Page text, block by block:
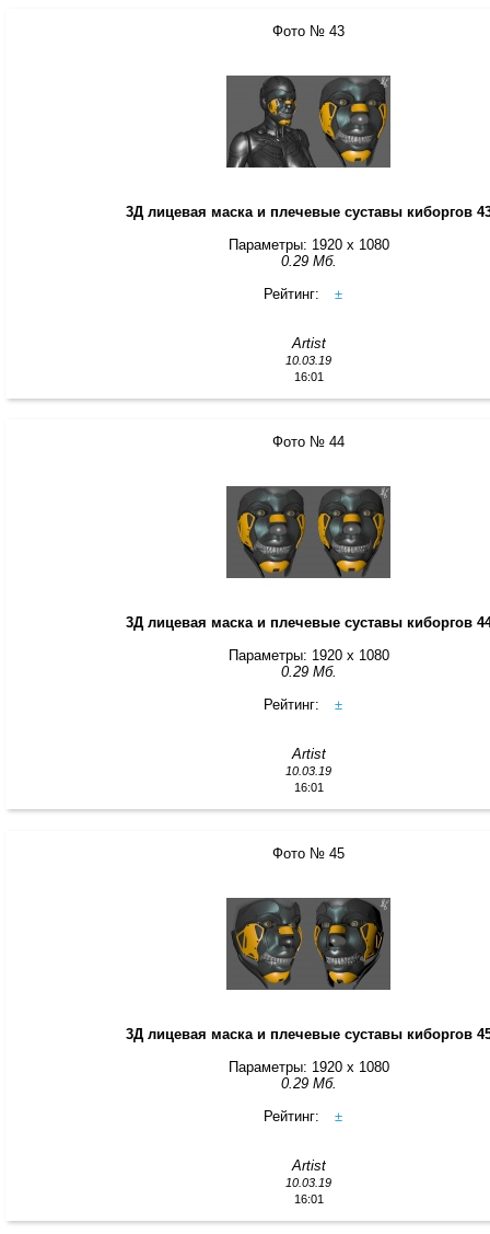
Фото № 43
3Д лицевая маска и плечевые суставы киборгов
Параметры: 1920 x 1080
0.29 Мб.
Рейтинг:
±
Artist
10.03.19
16:01
Фото № 44
3Д лицевая маска и плечевые суставы киборгов
Параметры: 1920 x 1080
0.29 Мб.
Рейтинг:
±
Artist
10.03.19
16:01
Фото № 45
3Д лицевая маска и плечевые суставы киборгов
Параметры: 1920 x 1080
0.29 Мб.
Рейтинг:
±
Artist
10.03.19
16:01